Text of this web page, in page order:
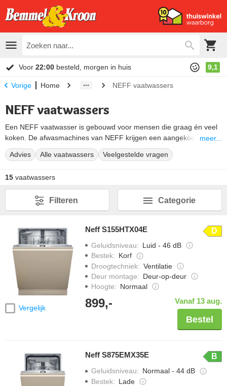
Voor 22:00 besteld, morgen in huis 9,1
Vorige Home NEFF vaatwassers
NEFF vaatwassers
Een NEFF vaatwasser is gebouwd voor mensen die graag én veel
koken. De afwasmachines van NEFF krijgen een aangekoekte pan,
beslagen glaswerk en een ingebrande ovenschaal weer schoon.
Naast een ruime keuze aan reinigingsprogramma’s en slimme
korven en stille werking.
Handig om te weten: NEFF ordent het aanbod met een serie-
nummer, van N50 tot en met N90. Aan dat nummer zie je meteen
leggen we de typische NEFF-technologie uit en helpen we je de
juiste NEFF vaatwasser voor jouw keuken te kiezen.
meer...
Advies Alle vaatwassers Veelgestelde vragen
15 vaatwassers
Categorie
Filteren
Vergelijk
Neff S155HTX04E D
Geluidsniveau: Luid - 46 dB
Bestek: Korf
Droogtechniek: Ventilatie
Deur montage: Deur-op-deur
Hoogte: Normaal
899,- Vanaf 13 aug.
Bestel
Neff S875EMX35E B
Geluidsniveau: Normaal - 44 dB
Bestek: Lade